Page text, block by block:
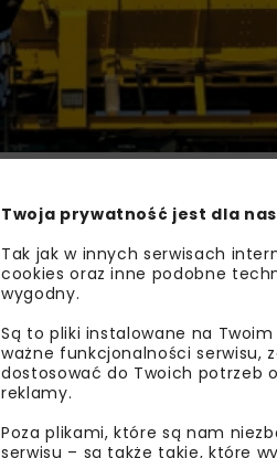
Twoja prywatność jest dla
Tak jak w innych serwisach
cookies oraz inne podobne
wygodny.
Są to pliki instalowane na
ważne funkcjonalności serwisu,
dostosować do Twoich potrzeb
reklamy.
Poza plikami, które są nam
serwisu – są także takie, które